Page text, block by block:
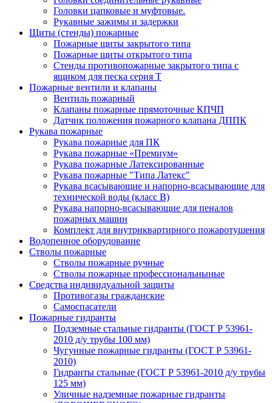
Головки цапковые и муфтовые.
Рукавные зажимы и задержки
Щиты (стенды) пожарные
Пожарные щиты закрытого типа
Пожарные щиты открытого типа
Стенды противопожарные закрытого типа с
ящиком для песка серия Т
Пожарные вентили и клапаны
Вентиль пожарный
Клапаны пожарные прямоточные КПЧП
Датчик положения пожарного клапана ДППК
Рукава пожарные
Рукава пожарные для ПК
Рукава пожарные «Премиум»
Рукава пожарные Латексированные
Рукава пожарные "Типа Латекс"
Рукава всасывающие и напорно-всасывающие для
технической воды (класс В)
Рукава напорно-всасывающие для пеналов
пожарных машин
Комплект для внутриквартирного пожаротушения
Водопенное оборудование
Стволы пожарные
Стволы пожарные ручные
Стволы пожарные профессиональныные
Средства индивидуальной защиты
Противогазы гражданские
Самоспасатели
Пожарные гидранты
Подземные стальные гидранты (ГОСТ Р 53961-
2010 д/у трубы 100 мм)
Чугунные пожарные гидранты (ГОСТ Р 53961-
2010)
Гидранты стальные (ГОСТ Р 53961-2010 д/у трубы
125 мм)
Уличные надземные пожарные гидранты